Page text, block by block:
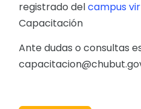
registrado delcampus
Capacitación
Ante dudas o consultas